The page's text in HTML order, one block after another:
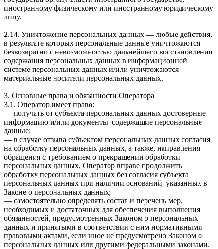
иностранному физическому или иностранному юридическому
лицу.
2.14. Уничтожение персональных данных — любые действия,
в результате которых персональные данные уничтожаются
безвозвратно с невозможностью дальнейшего восстановления
содержания персональных данных в информационной
системе персональных данных и/или уничтожаются
материальные носители персональных данных.
3. Основные права и обязанности Оператора
3.1. Оператор имеет право:
— получать от субъекта персональных данных достоверные
информацию и/или документы, содержащие персональные
данные;
— в случае отзыва субъектом персональных данных согласия
на обработку персональных данных, а также, направления
обращения с требованием о прекращении обработки
персональных данных, Оператор вправе продолжить
обработку персональных данных без согласия субъекта
персональных данных при наличии оснований, указанных в
Законе о персональных данных;
— самостоятельно определять состав и перечень мер,
необходимых и достаточных для обеспечения выполнения
обязанностей, предусмотренных Законом о персональных
данных и принятыми в соответствии с ним нормативными
правовыми актами, если иное не предусмотрено Законом о
персональных данных или другими федеральными законами.